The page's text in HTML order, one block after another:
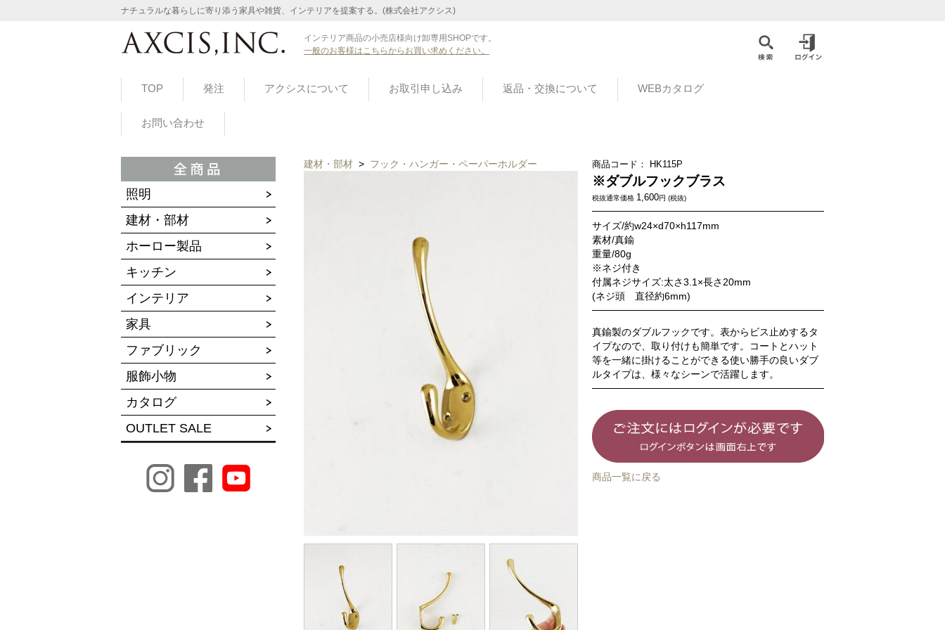
ナチュラルな暮らしに寄り添う家具や雑貨、インテリアを提案する。(株式会社アクシス)
インテリア商品の小売店様向け卸専用SHOPです。
一般のお客様はこちらからお買い求めください。
TOP 発注 アクシスについて お取引申し込み 返品・交換について WEBカタログ
お問い合わせ
照明
建材・部材
ホーロー製品
キッチン
インテリア
家具
ファブリック
服飾小物
カタログ
OUTLET SALE
建材・部材 > フック・ハンガー・ペーパーホルダー 商品コード： HK115P
※ダブルフックブラス
税抜通常価格 1,600円 (税抜)
サイズ/約w24×d70×h117mm
素材/真鍮
重量/80g
※ネジ付き
付属ネジサイズ:太さ3.1×長さ20mm
(ネジ頭 直径約6mm)
真鍮製のダブルフックです。表からビス止めするタ
イプなので、取り付けも簡単です。コートとハット
等を一緒に掛けることができる使い勝手の良いダブ
ルタイプは、様々なシーンで活躍します。
商品一覧に戻る